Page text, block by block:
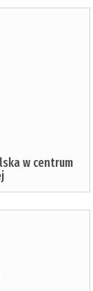
w centrum